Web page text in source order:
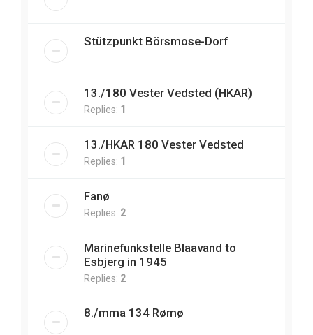
Stützpunkt Börsmose-Dorf
13./180 Vester Vedsted (HKAR)
Replies: 1
13./HKAR 180 Vester Vedsted
Replies: 1
Fanø
Replies: 2
Marinefunkstelle Blaavand to
Esbjerg in 1945
Replies: 2
8./mma 134 Rømø